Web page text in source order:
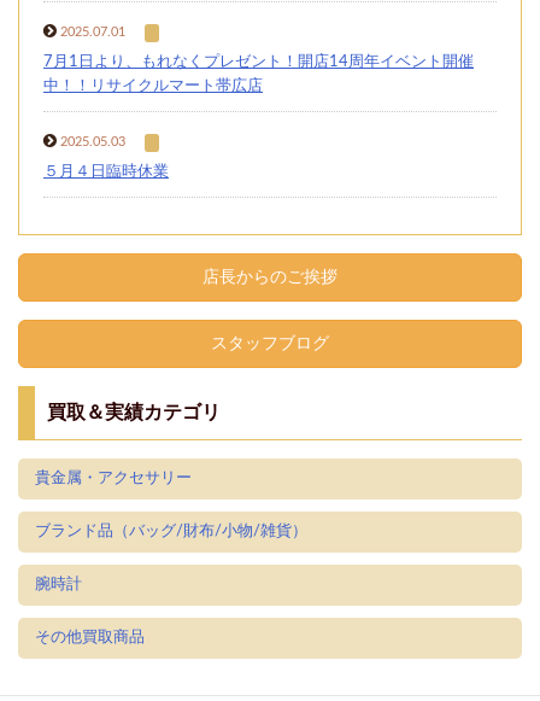
2025.07.01
7月1日より、もれなくプレゼント！開店14周年イベント開催
中！！リサイクルマート帯広店
2025.05.03
５月４日臨時休業
店長からのご挨拶
スタッフブログ
買取＆実績カテゴリ
貴金属・アクセサリー
ブランド品（バッグ/財布/小物/雑貨）
腕時計
その他買取商品